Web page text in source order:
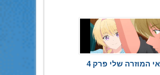
המוזרה שלי פרק 4